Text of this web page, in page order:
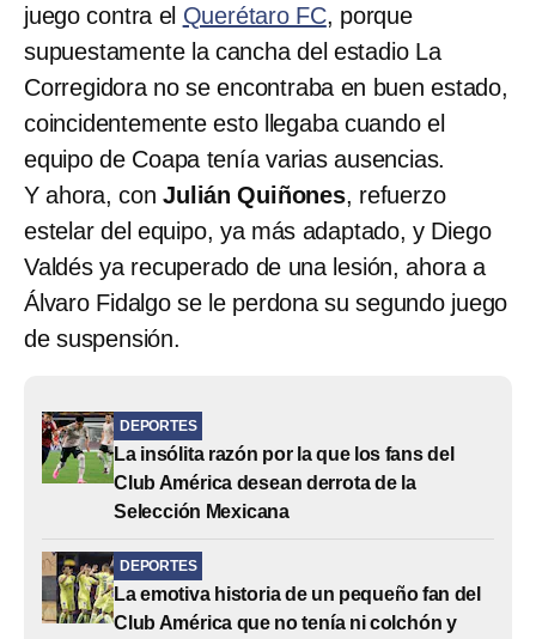
juego contra el Querétaro FC, porque
supuestamente la cancha del estadio La
Corregidora no se encontraba en buen estado,
coincidentemente esto llegaba cuando el
equipo de Coapa tenía varias ausencias.
Y ahora, conJulián Quiñones, refuerzo
estelar del equipo, ya más adaptado, y Diego
Valdés ya recuperado de una lesión, ahora a
Álvaro Fidalgo se le perdona su segundo juego
de suspensión.
DEPORTES
La insólita razón por la que los fans del
Club América desean derrota de la
Selección Mexicana
DEPORTES
La emotiva historia de un pequeño fan del
Club América que no tenía ni colchón y